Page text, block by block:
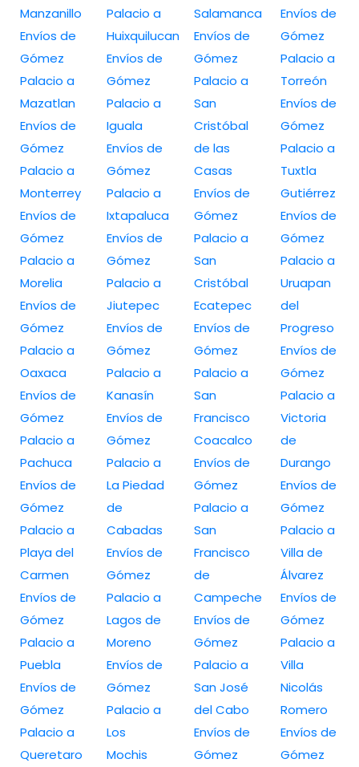
Manzanillo
Envíos de
Gómez
Palacio a
Mazatlan
Envíos de
Gómez
Palacio a
Monterrey
Envíos de
Gómez
Palacio a
Morelia
Envíos de
Gómez
Palacio a
Oaxaca
Envíos de
Gómez
Palacio a
Pachuca
Envíos de
Gómez
Palacio a
Playa del
Carmen
Envíos de
Gómez
Palacio a
Puebla
Envíos de
Gómez
Palacio a
Queretaro
Palacio a
Huixquilucan
Envíos de
Gómez
Palacio a
Iguala
Envíos de
Gómez
Palacio a
Ixtapaluca
Envíos de
Gómez
Palacio a
Jiutepec
Envíos de
Gómez
Palacio a
Kanasín
Envíos de
Gómez
Palacio a
La Piedad
de
Cabadas
Envíos de
Gómez
Palacio a
Lagos de
Moreno
Envíos de
Gómez
Palacio a
Los
Mochis
Salamanca
Envíos de
Gómez
Palacio a
San
Cristóbal
de las
Casas
Envíos de
Gómez
Palacio a
San
Cristóbal
Ecatepec
Envíos de
Gómez
Palacio a
San
Francisco
Coacalco
Envíos de
Gómez
Palacio a
San
Francisco
de
Campeche
Envíos de
Gómez
Palacio a
San José
del Cabo
Envíos de
Gómez
Envíos de
Gómez
Palacio a
Torreón
Envíos de
Gómez
Palacio a
Tuxtla
Gutiérrez
Envíos de
Gómez
Palacio a
Uruapan
del
Progreso
Envíos de
Gómez
Palacio a
Victoria
de
Durango
Envíos de
Gómez
Palacio a
Villa de
Álvarez
Envíos de
Gómez
Palacio a
Villa
Nicolás
Romero
Envíos de
Gómez